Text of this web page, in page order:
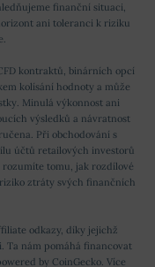
finanční situaci,
ani toleranci k riziku
kontraktů, binárních opcí
kolísání hodnoty a může
Minulá výkonnost ani
výsledků a návratnost
Při obchodování s
účtů retailových investorů
tomu, jak rozdílové
ztráty svých finančních
odkazy, díky jejichž
nám pomáhá financovat
by CoinGecko. Více